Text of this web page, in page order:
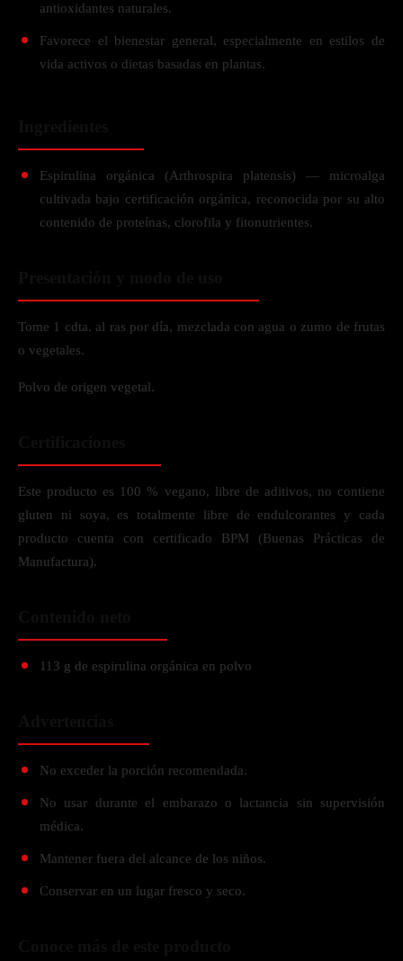
antioxidantes naturales.
Favorece el bienestar general, especialmente en estilos de
vida activos o dietas basadas en plantas.
Espirulina orgánica (Arthrospira platensis) — microalga
cultivada bajo certificación orgánica, reconocida por su alto
contenido de proteínas, clorofila y fitonutrientes.
Tome 1 cdta. al ras por día, mezclada con agua o zumo de frutas
o vegetales.
Polvo de origen vegetal.
Este producto es 100 % vegano, libre de aditivos, no contiene
gluten ni soya, es totalmente libre de endulcorantes y cada
producto cuenta con certificado BPM (Buenas Prácticas de
Manufactura).
113 g de espirulina orgánica en polvo
No exceder la porción recomendada.
No usar durante el embarazo o lactancia sin supervisión
médica.
Mantener fuera del alcance de los niños.
Conservar en un lugar fresco y seco.